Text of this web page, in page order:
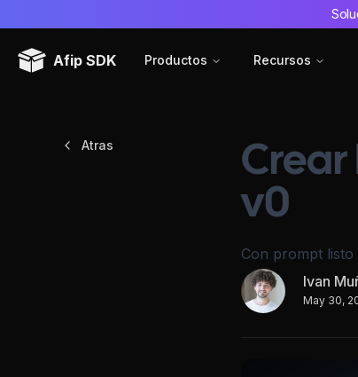
Afip SDK Productos Recursos
Atras
Crear
v0
Con prompt listo
Ivan
May 30,